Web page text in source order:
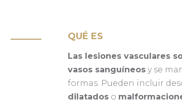
QUÉ ES
Las lesiones vasculares
vasos sanguíneos y se
formas. Pueden incluir
dilatados o